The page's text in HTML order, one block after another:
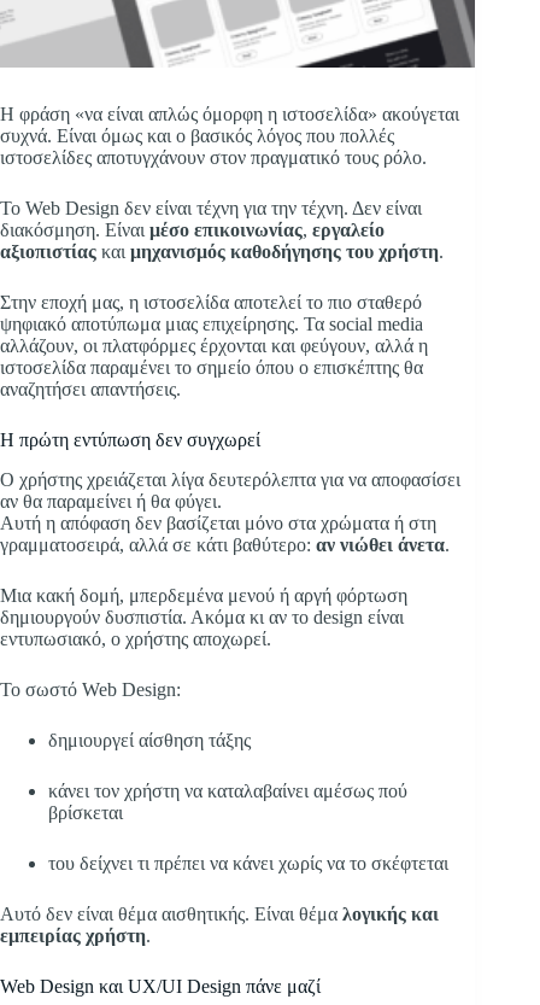
Η φράση «να είναι απλώς όμορφη η ιστοσελίδα» ακούγεται
συχνά. Είναι όμως και ο βασικός λόγος που πολλές
ιστοσελίδες αποτυγχάνουν στον πραγματικό τους ρόλο.
Το Web Design δεν είναι τέχνη για την τέχνη. Δεν είναι
διακόσμηση. Είναι μέσο επικοινωνίας, εργαλείο
αξιοπιστίας και μηχανισμός καθοδήγησης του χρήστη.
Στην εποχή μας, η ιστοσελίδα αποτελεί το πιο σταθερό
ψηφιακό αποτύπωμα μιας επιχείρησης. Τα social media
αλλάζουν, οι πλατφόρμες έρχονται και φεύγουν, αλλά η
ιστοσελίδα παραμένει το σημείο όπου ο επισκέπτης θα
αναζητήσει απαντήσεις.
Η πρώτη εντύπωση δεν συγχωρεί
Ο χρήστης χρειάζεται λίγα δευτερόλεπτα για να αποφασίσει
αν θα παραμείνει ή θα φύγει.
Αυτή η απόφαση δεν βασίζεται μόνο στα χρώματα ή στη
γραμματοσειρά, αλλά σε κάτι βαθύτερο: αν νιώθει άνετα.
Μια κακή δομή, μπερδεμένα μενού ή αργή φόρτωση
δημιουργούν δυσπιστία. Ακόμα κι αν το design είναι
εντυπωσιακό, ο χρήστης αποχωρεί.
Το σωστό Web Design:
δημιουργεί αίσθηση τάξης
κάνει τον χρήστη να καταλαβαίνει αμέσως πού
βρίσκεται
του δείχνει τι πρέπει να κάνει χωρίς να το σκέφτεται
Αυτό δεν είναι θέμα αισθητικής. Είναι θέμα λογικής και
εμπειρίας χρήστη.
Web Design και UX/UI Design πάνε μαζί